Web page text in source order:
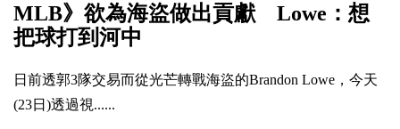
MLB》欲為海盜做出貢獻 Lowe：想
把球打到河中
日前透郭3隊交易而從光芒轉戰海盜的Brandon Lowe，今天
(23日)透過視......